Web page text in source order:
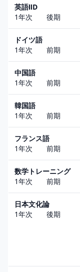
英語ⅡD
1年次 後期
ドイツ語
1年次 前期
中国語
1年次 前期
韓国語
1年次 前期
フランス語
1年次 前期
数学トレーニング
1年次 前期
日本文化論
1年次 後期